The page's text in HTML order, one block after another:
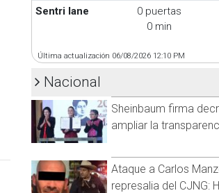
Sentri lane
0 puertas
0 min
Última actualización 06/08/2026 12:10 PM
Nacional
Sheinbaum firma
ampliar la
Ataque a Carlos
represalia del CJNG: